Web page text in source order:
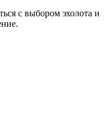
с выбором эхолота и